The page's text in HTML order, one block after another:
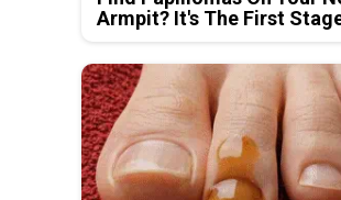
Armpit? It's The First